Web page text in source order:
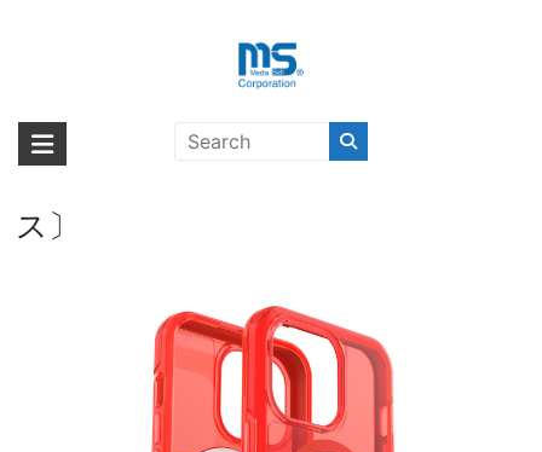
海外輸入ブランド商品｜株式会社
海外事業部が取り揃えている海外輸入商品には、日本では珍しい「海外ブ
ランド」をはじめ「ユニークな商品」「機能的な商品」「コストパフォー
CLEAR MOONZEN IN THE RED
ス〕